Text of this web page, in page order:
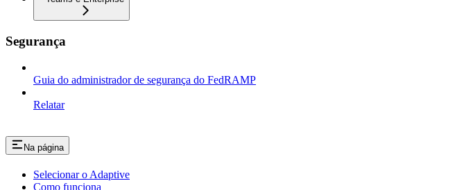
Segurança
Guia do administrador de segurança do FedRAMP
Relatar
Na página
Selecionar o Adaptive
Como funciona